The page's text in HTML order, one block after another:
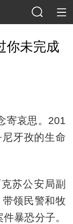
你未完成
寄哀思。201
牙孜的生命
苏公安局副
带领民警和牧
暴恐分子。